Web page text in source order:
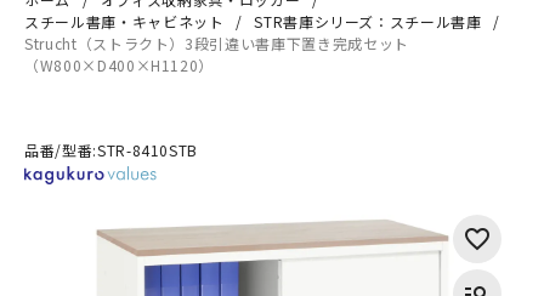
スチール書庫・キャビネット
STR書庫シリーズ：スチール書庫
Strucht（ストラクト）3段引違い書庫下置き完成セット
（W800×D400×H1120）
品番/型番:STR-8410STB